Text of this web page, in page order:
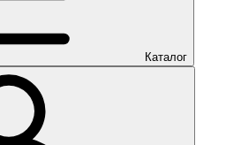
Каталог